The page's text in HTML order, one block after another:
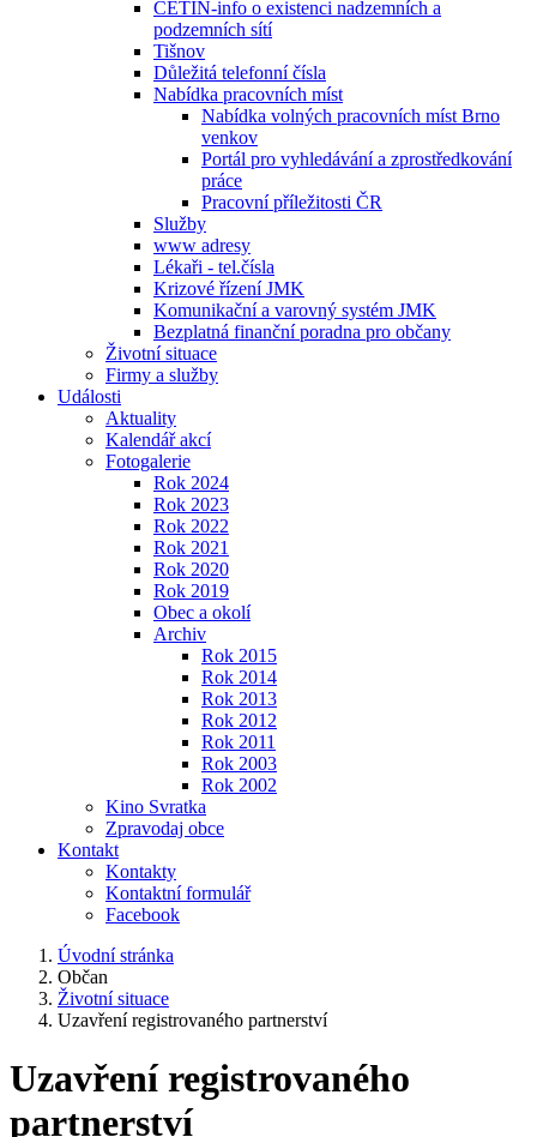
CETIN-info o existenci nadzemních a
podzemních sítí
Tišnov
Důležitá telefonní čísla
Nabídka pracovních míst
Nabídka volných pracovních míst Brno
venkov
Portál pro vyhledávání a zprostředkování
práce
Pracovní příležitosti ČR
Služby
www adresy
Lékaři - tel.čísla
Krizové řízení JMK
Komunikační a varovný systém JMK
Bezplatná finanční poradna pro občany
Životní situace
Firmy a služby
Události
Aktuality
Kalendář akcí
Fotogalerie
Rok 2024
Rok 2023
Rok 2022
Rok 2021
Rok 2020
Rok 2019
Obec a okolí
Archiv
Rok 2015
Rok 2014
Rok 2013
Rok 2012
Rok 2011
Rok 2003
Rok 2002
Kino Svratka
Zpravodaj obce
Kontakt
Kontakty
Kontaktní formulář
Facebook
Úvodní stránka
Občan
Životní situace
Uzavření registrovaného partnerství
Uzavření registrovaného
partnerství